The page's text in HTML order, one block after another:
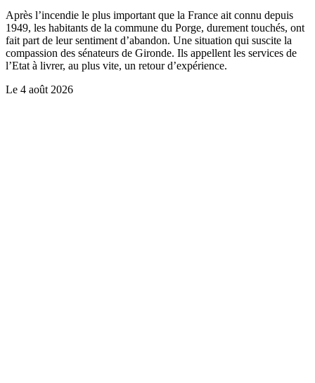
Après l’incendie le plus important que la France ait connu depuis
1949, les habitants de la commune du Porge, durement touchés, ont
fait part de leur sentiment d’abandon. Une situation qui suscite la
compassion des sénateurs de Gironde. Ils appellent les services de
l’Etat à livrer, au plus vite, un retour d’expérience.
Le 4 août 2026